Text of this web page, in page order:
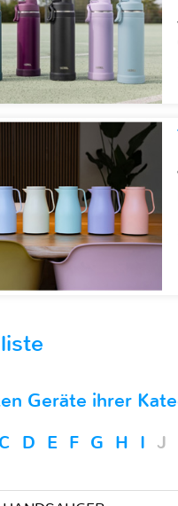
Geräte ihrer
C D E F G H I J